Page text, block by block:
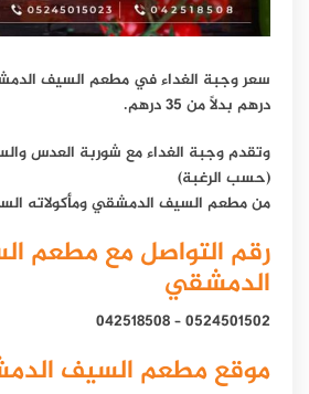
درهم بدلاً من 35 درهم.
وتقدم وجبة الغداء مع شوربة العدس
(حسب الرغبة)
من مطعم السيف الدمشقي ومأكولاته
رقم التواصل مع مطعم
الدمشقي
0524501502 – 042518508
موقع مطعم السيف